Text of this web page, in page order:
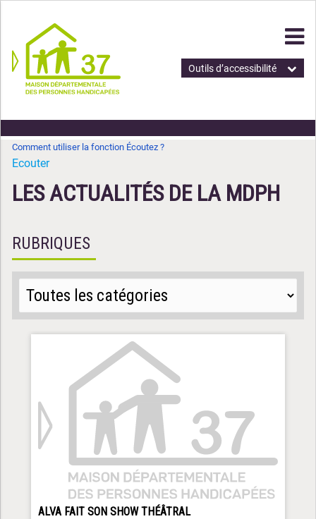
Outils d’accessibilité
Comment utiliser la fonction Écoutez ?
Ecouter
LES ACTUALITÉS DE LA MDPH
RUBRIQUES
ALVA FAIT SON SHOW THÉÂTRAL